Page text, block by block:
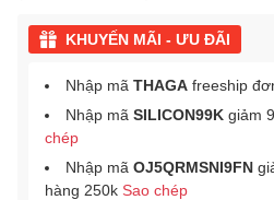
KHUYẾN MÃI - ƯU ĐÃI
Nhập mã THAGA freeship
Nhập mã SILICON99K giảm
chép
Nhập mã OJ5QRMSNI9FN
hàng 250k Sao chép